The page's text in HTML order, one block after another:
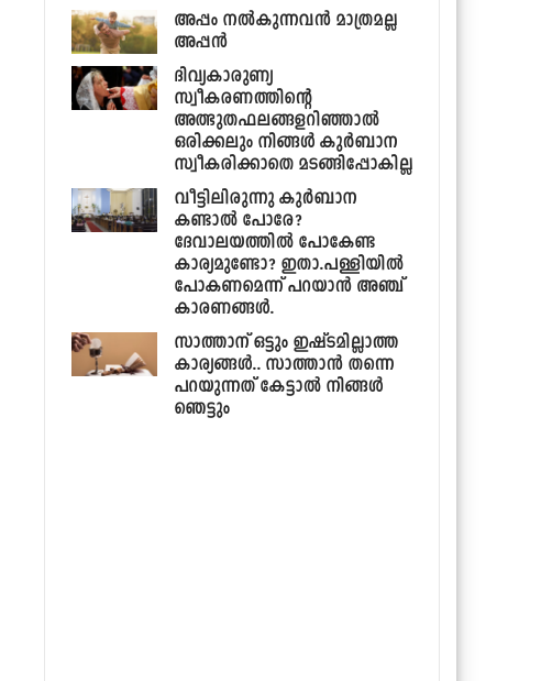
അപ്പം നല്‍കുന്നവന്‍ മാത്രമല്ല
അപ്പന്‍
ദിവ്യകാരുണ്യ
സ്വീകരണത്തിന്‍റെ
അത്ഭുതഫലങ്ങളറിഞ്ഞാല്‍
ഒരിക്കലും നിങ്ങള്‍ കുര്‍ബാന
സ്വീകരിക്കാതെ മടങ്ങിപ്പോകില്ല
വീട്ടിലിരുന്നു കുര്‍ബാന
കണ്ടാല്‍ പോരേ?
ദേവാലയത്തില്‍ പോകേണ്ട
കാര്യമുണ്ടോ? ഇതാ.പള്ളിയില്‍
പോകണമെന്ന് പറയാന്‍ അഞ്ച്
കാരണങ്ങള്‍.
സാത്താന് ഒട്ടും ഇഷ്ടമില്ലാത്ത
കാര്യങ്ങള്‍.. സാത്താന്‍ തന്നെ
പറയുന്നത് കേട്ടാല്‍ നിങ്ങള്‍
ഞെട്ടും